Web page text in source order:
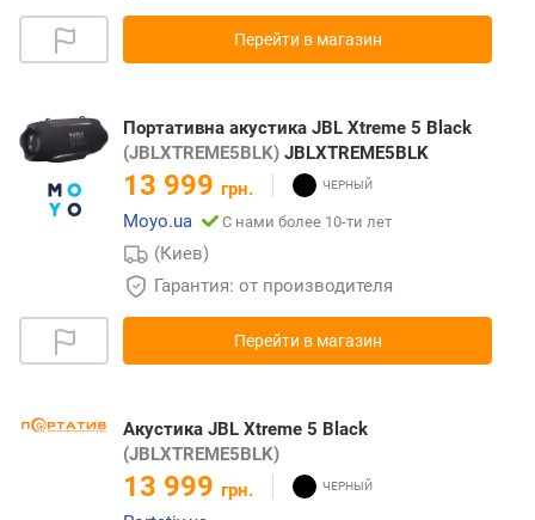
Перейти в магазин
Портативна акустика JBL Xtreme 5 Black
(JBLXTREME5BLK) JBLXTREME5BLK
13 999 грн.
Moyo.ua
С нами более 10-ти лет
(Киев)
Гарантия: от производителя
Перейти в магазин
Акустика JBL Xtreme 5 Black
(JBLXTREME5BLK)
13 999 грн.